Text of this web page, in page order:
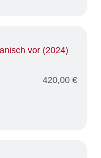
vor (2024)
420,00 €